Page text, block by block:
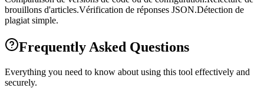
brouillons d'articles.Vérification de réponses JSON.Détection de
plagiat simple.
Frequently Asked Questions
Everything you need to know about using this tool effectively and
securely.